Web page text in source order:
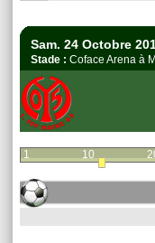
Sam. 24 Octobre
Stade : Coface Arena à
1 10